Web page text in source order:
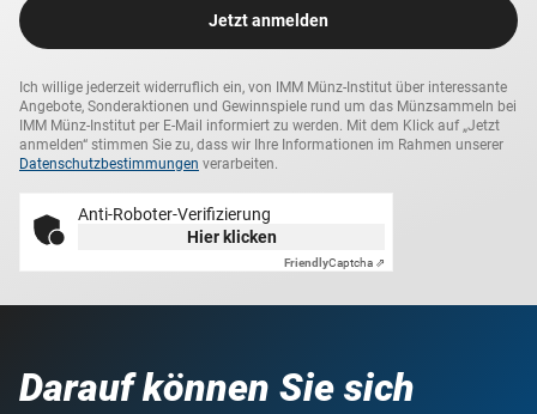
Jetzt anmelden
Ich willige jederzeit widerruflich ein, von IMM Münz-Institut über interessante
Angebote, Sonderaktionen und Gewinnspiele rund um das Münzsammeln bei
IMM Münz-Institut per E-Mail informiert zu werden. Mit dem Klick auf „Jetzt
anmelden“ stimmen Sie zu, dass wir Ihre Informationen im Rahmen unserer
Datenschutzbestimmungen verarbeiten.
Anti-Roboter-Verifizierung
Hier klicken
FriendlyCaptcha ⇗
Darauf können Sie sich